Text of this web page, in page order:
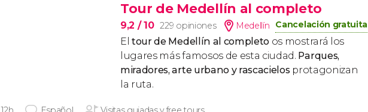
Tour de Medellín al completo
9,2 / 10 229 opiniones Medellín Cancelación gratuita
Eltour de Medellín al completo os mostrará los
lugares más famosos de esta ciudad. Parques,
miradores, arte urbano y rascacielosprotagonizan
la ruta.